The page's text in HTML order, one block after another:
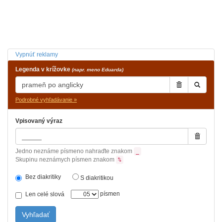
Vypnúť reklamy
Legenda v krížovke (napr. meno Eduarda)
Podrobné vyhľadávanie »
Vpisovaný výraz
Jedno neznáme písmeno nahraďte znakom
Skupinu neznámych písmen znakom %
Bez diakritiky S diakritikou
Len celé slová písmen
Vyhľadať